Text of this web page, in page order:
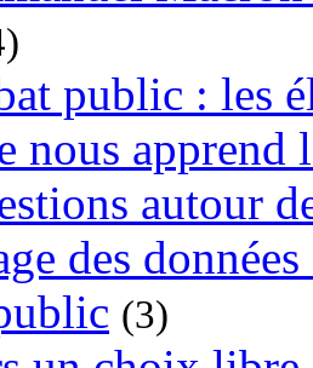
public : les
nous apprend
autour
des
(3)